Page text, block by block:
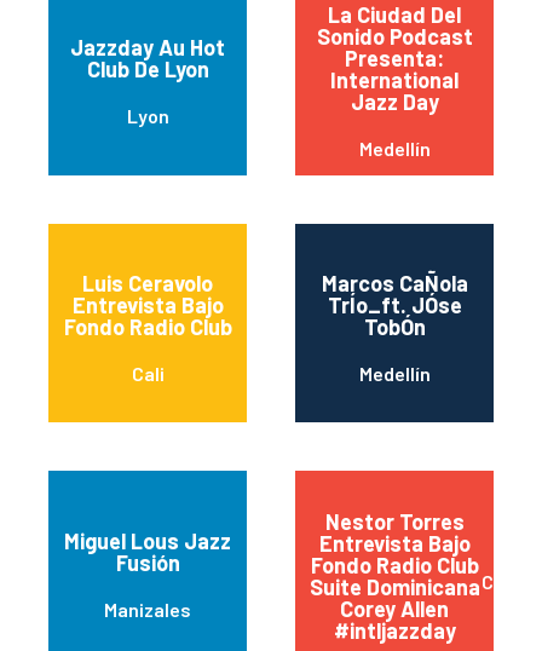
Jazzday Au Hot
Club De Lyon
Lyon
La Ciudad Del
Sonido Podcast
Presenta:
International
Jazz Day
Medellín
Luis Ceravolo
Entrevista Bajo
Fondo Radio Club
Cali
Marcos CaÑola
TrÍo_ft. JÓse
TobÓn
Medellín
Miguel Lous Jazz
Fusión
Manizales
Nestor Torres
Entrevista Bajo
Fondo Radio Club
Suite Dominicana
Corey Allen
#intljazzday
Cali